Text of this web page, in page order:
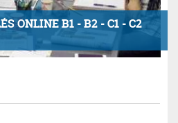
ONLINE B1 - B2 - C1 - C2